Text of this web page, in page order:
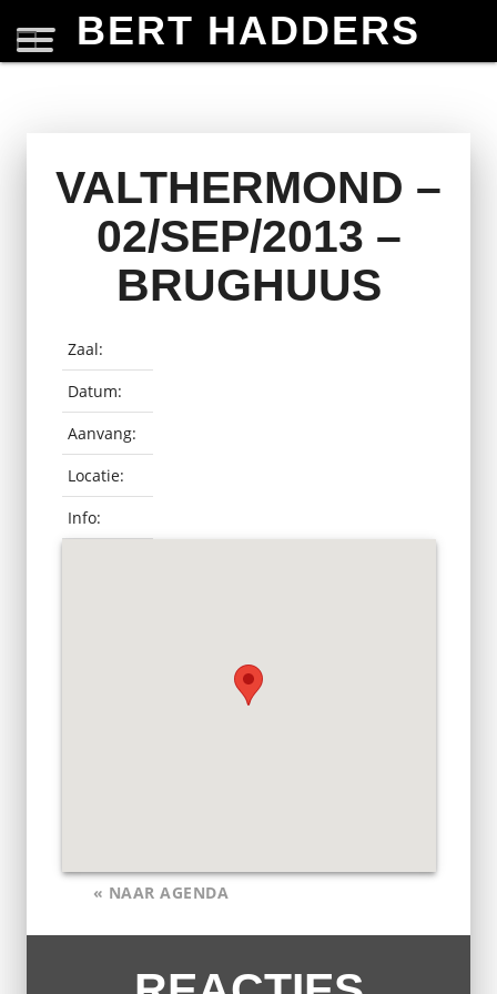
BERT HADDERS
VALTHERMOND –
02/SEP/2013 –
BRUGHUUS
Zaal:
Datum:
Aanvang:
Locatie:
Info:
« NAAR AGENDA